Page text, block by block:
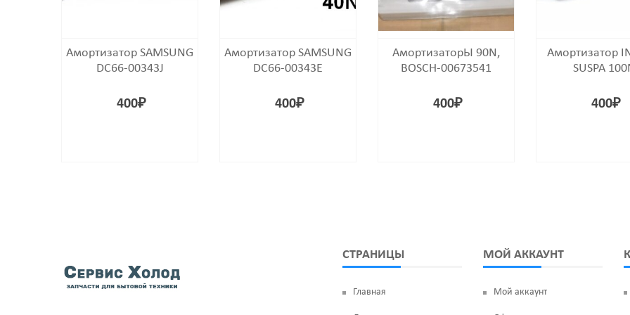
Амортизатор SAMSUNG
DC66-00343J
400₽
Амортизатор SAMSUNG
DC66-00343E
400₽
АмортизаторЫ 90N,
BOSCH-00673541
400₽
Амортизатор
SUSPA
400₽
СТРАНИЦЫ
Главная
МОЙ АККАУНТ
Мой аккаунт